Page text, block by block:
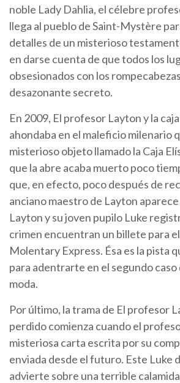
noble Lady Dahlia, el célebre
llega al pueblo de Saint-Mystère
detalles de un misterioso
en darse cuenta de que todos los
obsesionados con los
desazonante secreto.
En 2009, El profesor Layton y la
ahondaba en el maleficio milenario
misterioso objeto llamado la Caja
que la abre acaba muerto poco
que, en efecto, poco después de
anciano maestro de Layton
Layton y su joven pupilo Luke
crimen encuentran un billete para
Molentary Express. Ésa es la pista
para adentrarte en el segundo
moda.
Por último, la trama de El profesor
perdido comienza cuando el
misteriosa carta escrita por su
enviada desde el futuro. Este Luke
advierte sobre una terrible